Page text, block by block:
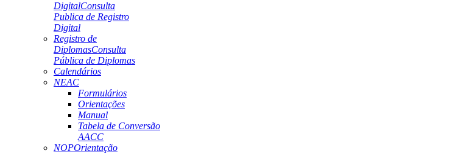
DigitalConsulta
Publica de Registro
Digital
Registro de
DiplomasConsulta
Pública de Diplomas
Calendários
NEAC
Formulários
Orientações
Manual
Tabela de Conversão
AACC
NOPOrientação